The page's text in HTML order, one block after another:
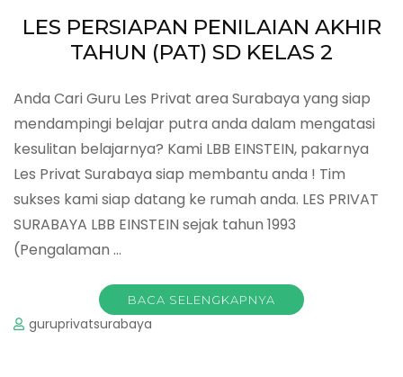
LES PERSIAPAN PENILAIAN AKHIR
TAHUN (PAT) SD KELAS 2
Anda Cari Guru Les Privat area Surabaya yang siap
mendampingi belajar putra anda dalam mengatasi
kesulitan belajarnya? Kami LBB EINSTEIN, pakarnya
Les Privat Surabaya siap membantu anda ! Tim
sukses kami siap datang ke rumah anda. LES PRIVAT
SURABAYA LBB EINSTEIN sejak tahun 1993
(Pengalaman …
BACA SELENGKAPNYA
guruprivatsurabaya